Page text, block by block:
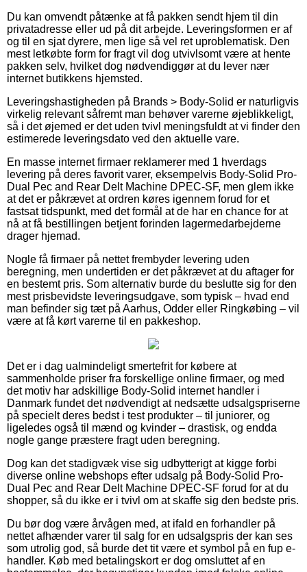
Du kan omvendt påtænke at få pakken sendt hjem til din
privatadresse eller ud på dit arbejde. Leveringsformen er af
og til en sjat dyrere, men lige så vel ret uproblematisk. Den
mest letkøbte form for fragt vil dog utvivlsomt være at hente
pakken selv, hvilket dog nødvendiggør at du lever nær
internet butikkens hjemsted.
Leveringshastigheden på Brands > Body-Solid er naturligvis
virkelig relevant såfremt man behøver varerne øjeblikkeligt,
så i det øjemed er det uden tvivl meningsfuldt at vi finder den
estimerede leveringsdato ved den aktuelle vare.
En masse internet firmaer reklamerer med 1 hverdags
levering på deres favorit varer, eksempelvis Body-Solid Pro-
Dual Pec and Rear Delt Machine DPEC-SF, men glem ikke
at det er påkrævet at ordren køres igennem forud for et
fastsat tidspunkt, med det formål at de har en chance for at
nå at få bestillingen betjent forinden lagermedarbejderne
drager hjemad.
Nogle få firmaer på nettet frembyder levering uden
beregning, men undertiden er det påkrævet at du aftager for
en bestemt pris. Som alternativ burde du beslutte sig for den
mest prisbevidste leveringsudgave, som typisk – hvad end
man befinder sig tæt på Aarhus, Odder eller Ringkøbing – vil
være at få kørt varerne til en pakkeshop.
Det er i dag ualmindeligt smertefrit for købere at
sammenholde priser fra forskellige online firmaer, og med
det motiv har adskillige Body-Solid internet handler i
Danmark fundet det nødvendigt at nedsætte udsalgspriserne
på specielt deres bedst i test produkter – til juniorer, og
ligeledes også til mænd og kvinder – drastisk, og endda
nogle gange præstere fragt uden beregning.
Dog kan det stadigvæk vise sig udbytterigt at kigge forbi
diverse online webshops efter udsalg på Body-Solid Pro-
Dual Pec and Rear Delt Machine DPEC-SF forud for at du
shopper, så du ikke er i tvivl om at skaffe sig den bedste pris.
Du bør dog være årvågen med, at ifald en forhandler på
nettet afhænder varer til salg for en udsalgspris der kan ses
som utrolig god, så burde det tit være et symbol på en fup e-
handler. Køb med betalingskort er dog omsluttet af en